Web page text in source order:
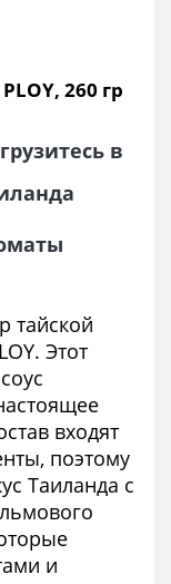
260 гр
в
тайской
Этот
входят
поэтому
Таиланда с
и